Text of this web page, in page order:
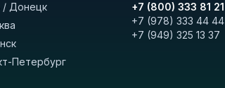
/ Донецк
Петербург
+7 (800) 333 81 21
+7 (978) 333 44 44
+7 (949) 325 13 37